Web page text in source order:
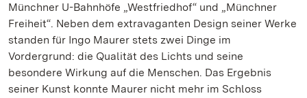
Münchner U-Bahnhöfe „Westfriedhof“ und „Münchner
Freiheit“. Neben dem extravaganten Design seiner Werke
standen für Ingo Maurer stets zwei Dinge im
Vordergrund: die Qualität des Lichts und seine
besondere Wirkung auf die Menschen. Das Ergebnis
seiner Kunst konnte Maurer nicht mehr im Schloss